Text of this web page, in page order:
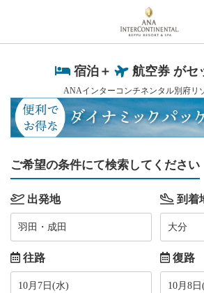
宿泊＋ 航空券 がセ
ANAインターコンチネンタル別府リ
ご希望の条件にて検索してください
出発地
羽田・成田
到着
大分
往路
10月7日(水)
復路
10月8